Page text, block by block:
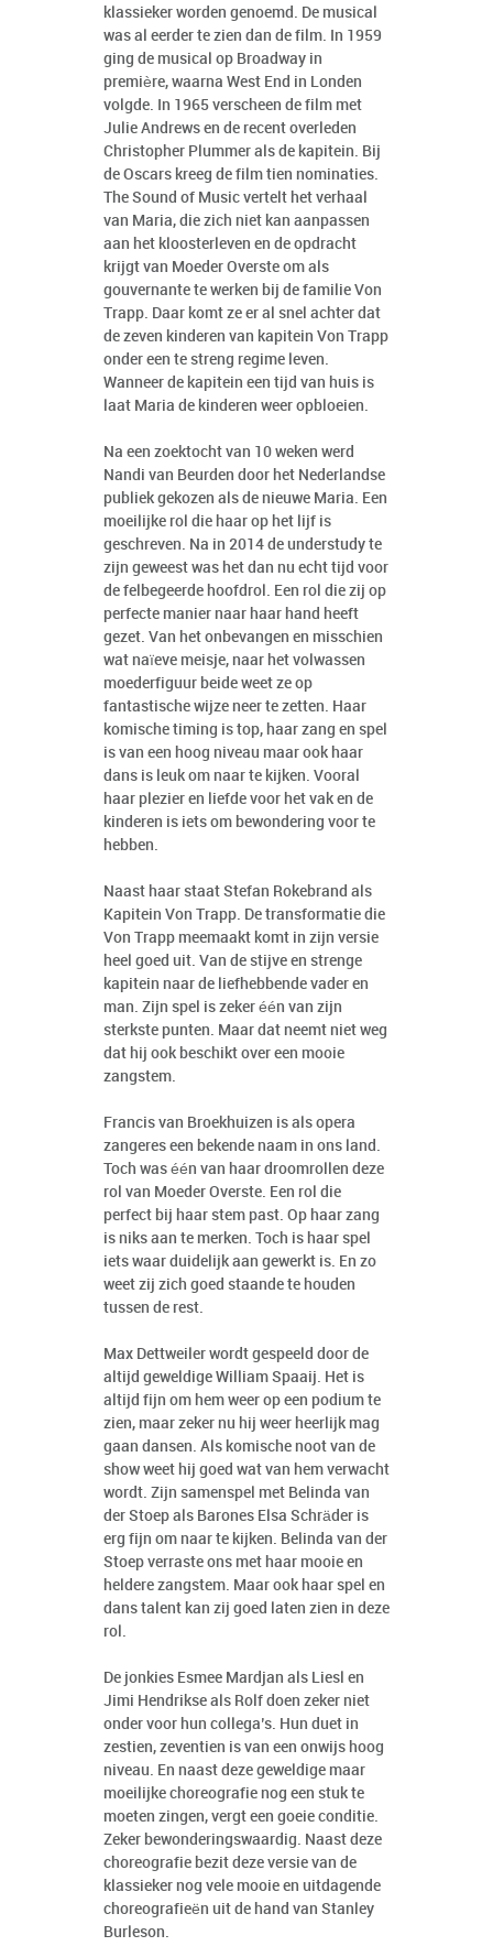
klassieker worden genoemd. De musical
was al eerder te zien dan de film. In 1959
ging de musical op Broadway in
première, waarna West End in Londen
volgde. In 1965 verscheen de film met
Julie Andrews en de recent overleden
Christopher Plummer als de kapitein. Bij
de Oscars kreeg de film tien nominaties.
The Sound of Music vertelt het verhaal
van Maria, die zich niet kan aanpassen
aan het kloosterleven en de opdracht
krijgt van Moeder Overste om als
gouvernante te werken bij de familie Von
Trapp. Daar komt ze er al snel achter dat
de zeven kinderen van kapitein Von Trapp
onder een te streng regime leven.
Wanneer de kapitein een tijd van huis is
laat Maria de kinderen weer opbloeien.
Na een zoektocht van 10 weken werd
Nandi van Beurden door het Nederlandse
publiek gekozen als de nieuwe Maria. Een
moeilijke rol die haar op het lijf is
geschreven. Na in 2014 de understudy te
zijn geweest was het dan nu echt tijd voor
de felbegeerde hoofdrol. Een rol die zij op
perfecte manier naar haar hand heeft
gezet. Van het onbevangen en misschien
wat naïeve meisje, naar het volwassen
moederfiguur beide weet ze op
fantastische wijze neer te zetten. Haar
komische timing is top, haar zang en spel
is van een hoog niveau maar ook haar
dans is leuk om naar te kijken. Vooral
haar plezier en liefde voor het vak en de
kinderen is iets om bewondering voor te
hebben.
Naast haar staat Stefan Rokebrand als
Kapitein Von Trapp. De transformatie die
Von Trapp meemaakt komt in zijn versie
heel goed uit. Van de stijve en strenge
kapitein naar de liefhebbende vader en
man. Zijn spel is zeker één van zijn
sterkste punten. Maar dat neemt niet weg
dat hij ook beschikt over een mooie
zangstem.
Francis van Broekhuizen is als opera
zangeres een bekende naam in ons land.
Toch was één van haar droomrollen deze
rol van Moeder Overste. Een rol die
perfect bij haar stem past. Op haar zang
is niks aan te merken. Toch is haar spel
iets waar duidelijk aan gewerkt is. En zo
weet zij zich goed staande te houden
tussen de rest.
Max Dettweiler wordt gespeeld door de
altijd geweldige William Spaaij. Het is
altijd fijn om hem weer op een podium te
zien, maar zeker nu hij weer heerlijk mag
gaan dansen. Als komische noot van de
show weet hij goed wat van hem verwacht
wordt. Zijn samenspel met Belinda van
der Stoep als Barones Elsa Schräder is
erg fijn om naar te kijken. Belinda van der
Stoep verraste ons met haar mooie en
heldere zangstem. Maar ook haar spel en
dans talent kan zij goed laten zien in deze
rol.
De jonkies Esmee Mardjan als Liesl en
Jimi Hendrikse als Rolf doen zeker niet
onder voor hun collega’s. Hun duet in
zestien, zeventien is van een onwijs hoog
niveau. En naast deze geweldige maar
moeilijke choreografie nog een stuk te
moeten zingen, vergt een goeie conditie.
Zeker bewonderingswaardig. Naast deze
choreografie bezit deze versie van de
klassieker nog vele mooie en uitdagende
choreografieën uit de hand van Stanley
Burleson.